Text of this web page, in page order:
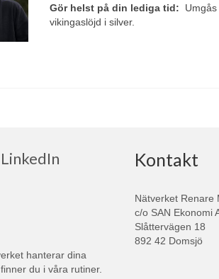
Gör helst på din lediga tid:
vikingaslöjd i silver.
hanterar dina
du i våra rutiner.
Kontakt
Nätverket Renare
c/o SAN Ekonomi
Slåttervägen 18
892 42 Domsjö